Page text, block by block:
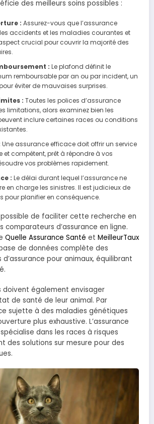
des meilleurs soins possibles :
: Assurez-vous que l’assurance
accidents et les maladies courantes et
crucial pour couvrir la majorité des
: Le plafond définit le
remboursable par an ou par incident, un
éviter de mauvaises surprises.
: Toutes les polices d’assurance
limitations, alors examinez bien les
inclure certaines races ou conditions
Une assurance efficace doit offrir un service
et compétent, prêt à répondre à vos
vos problèmes rapidement.
: Le délai durant lequel l’assurance ne
en charge les sinistres. Il est judicieux de
pour planifier en conséquence.
possible de faciliter cette recherche en
comparateurs d’assurance en ligne.
Quelle Assurance Santé et MeilleurTaux
de données complète des
pour animaux, équilibrant
doivent également envisager
de santé de leur animal. Par
sujette à des maladies génétiques
plus exhaustive. L’assurance
dans les races à risques
des solutions sur mesure pour des